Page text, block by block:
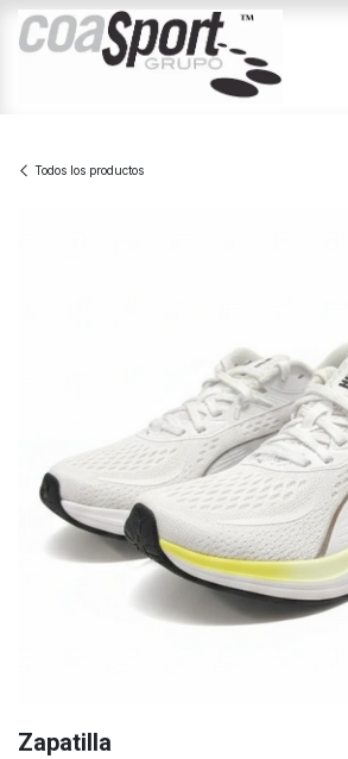
Ir al contenido
Todos los productos
Zapatilla